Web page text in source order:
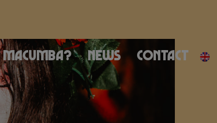
Macumba? News Contact